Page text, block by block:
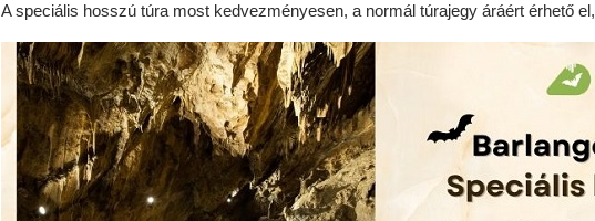
A speciális hosszú túra most kedvezményesen, a normál túrajegy áráért érhető el,